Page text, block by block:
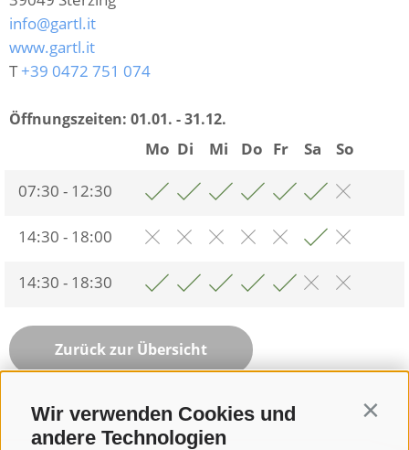
Wir verwenden Cookies und
andere Technologien
info@gartl.it
www.gartl.it
T+39 0472 751 074
Öffnungszeiten: 01.01. - 31.12.
Mo Di Mi Do Fr Sa
So
07:30 - 12:30
14:30 - 18:00
14:30 - 18:30
Zurück zur Übersicht